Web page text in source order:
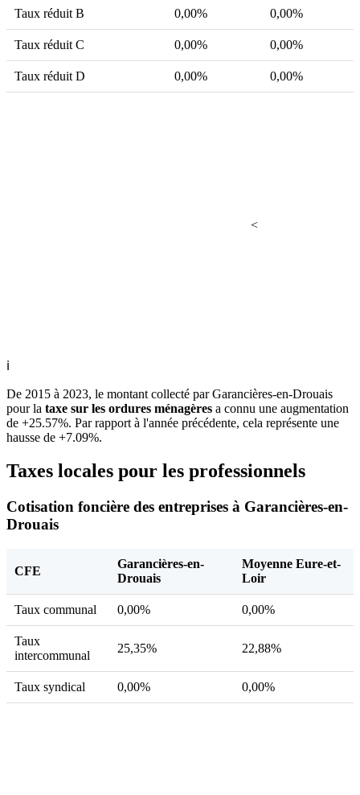
Taux réduit B 0,00% 0,00%
Taux réduit C 0,00% 0,00%
Taux réduit D 0,00% 0,00%
<
ℹ
De 2015 à 2023, le montant collecté par Garancières-en-Drouais
pour la taxe sur les ordures ménagères a connu une augmentation
de +25.57%. Par rapport à l'année précédente, cela représente une
hausse de +7.09%.
Taxes locales pour les professionnels
Cotisation foncière des entreprises à Garancières-en-
Drouais
CFE
Garancières-en-
Drouais
Moyenne Eure-et-
Loir
Taux communal 0,00% 0,00%
Taux
intercommunal
25,35% 22,88%
Taux syndical 0,00% 0,00%